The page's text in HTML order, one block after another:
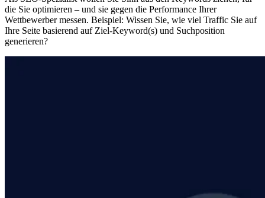
die Sie optimieren – und sie gegen die Performance Ihrer
Wettbewerber messen. Beispiel: Wissen Sie, wie viel Traffic Sie auf
Ihre Seite basierend auf Ziel-Keyword(s) und Suchposition
generieren?